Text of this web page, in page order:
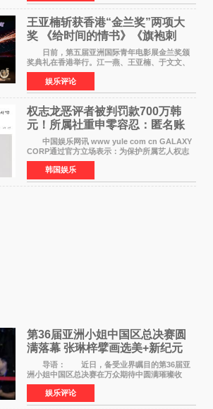
故后获得特殊
王亚楠斩获香港“金兰奖”两项大
奖 《给时间的情书》《旗袍刺
客》双双获肯定
日前，第五届亚洲国际青年电影展金兰奖颁
奖典礼在香港举行。江一燕、王亚楠、于文文、
李东学等知名演员出席活动。著名演员、导演王
亚楠凭借音乐故事片《给时间的情书》和院线电
影《旗袍刺客》
娱乐评论
权志龙恶评者被判罚款700万韩
元！所属社重申零容忍：匿名账
号也难逃刑责
中国娱乐网讯 www yule com cn GALAXY
CORP通过官方立场表示：为保护所属艺人权志
龙的名誉和权益，将持续对网络上发生的名誉损
害、散布虚假事实、侮辱、恶意诽谤等行为采取
法律应对措施。
韩国娱乐
第36届亚洲小姐中国区总决赛圆
满落幕 张琳梓擘画选美+新纪元
导语： 近日，备受业界瞩目的第36届亚
洲小姐中国区总决赛在万众期待中圆满璀璨收
官。整场盛典汇聚万千芳华，不仅完成了新一届
美丽代言人的加冕选拔，更在行业发展层面带来
颠覆性突破。活动
娱乐评论